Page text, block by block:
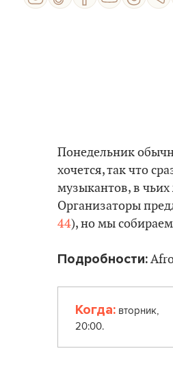
Понедельник
хочется, так что
музыкантов, в чьих
Организаторы
44), но мы
Подробности:
Когда: вторник,
20:00.